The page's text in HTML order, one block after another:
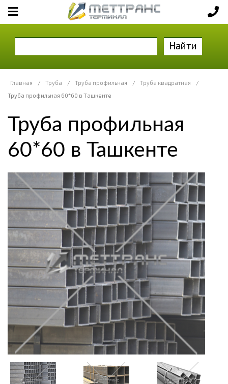
Найти
Главная / Труба / Труба профильная / Труба квадратная
/
Труба профильная 60*60 в Ташкенте
Труба профильная
60*60 в Ташкенте